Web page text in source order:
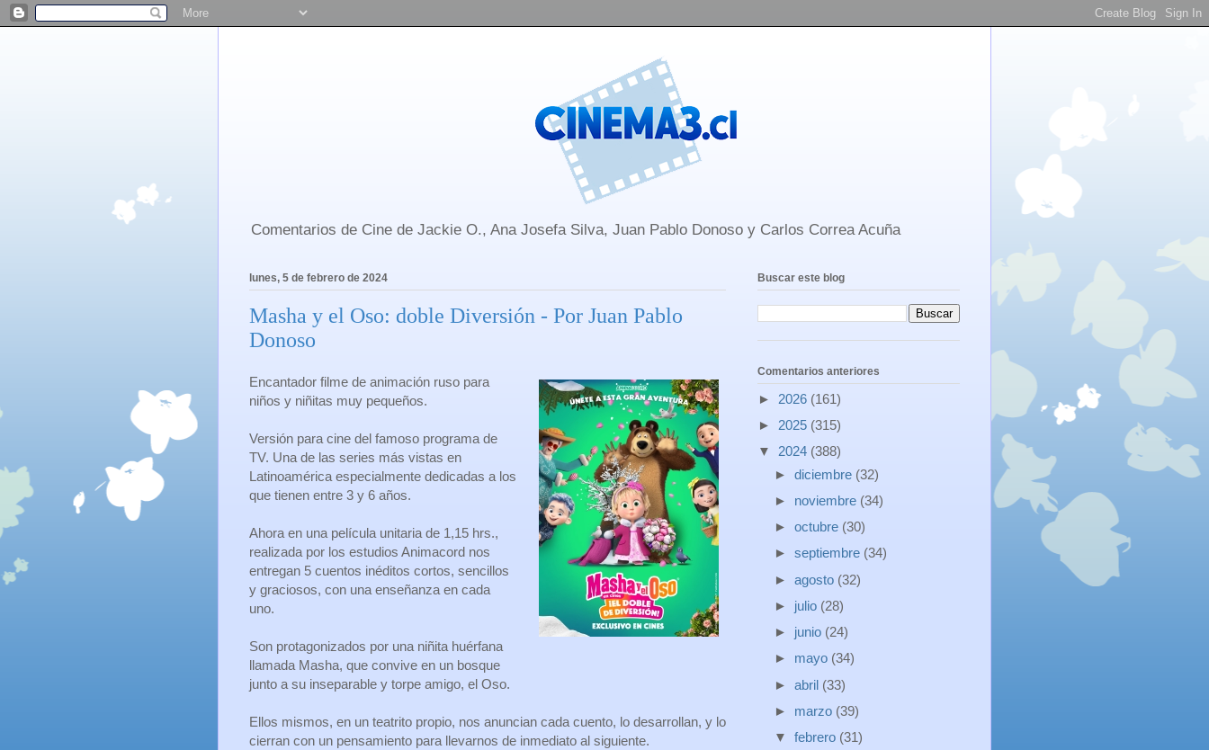
Comentarios de Cine de Jackie O., Ana Josefa Silva, Juan Pablo Donoso y Carlos Correa Acuña
lunes, 5 de febrero de 2024
Masha y el Oso: doble Diversión - Por Juan Pablo
Donoso
Encantador filme de animación ruso para
niños y niñitas muy pequeños.
Versión para cine del famoso programa de
TV. Una de las series más vistas en
Latinoamérica especialmente dedicadas a los
que tienen entre 3 y 6 años.
Ahora en una película unitaria de 1,15 hrs.,
realizada por los estudios Animacord nos
entregan 5 cuentos inéditos cortos, sencillos
y graciosos, con una enseñanza en cada
uno.
Son protagonizados por una niñita huérfana
llamada Masha, que convive en un bosque
junto a su inseparable y torpe amigo, el Oso.
Ellos mismos, en un teatrito propio, nos anuncian cada cuento, lo desarrollan, y lo
cierran con un pensamiento para llevarnos de inmediato al siguiente.
Buscar este blog
Comentarios anteriores
► 2026 (161)
► 2025 (315)
▼ 2024 (388)
► diciembre (32)
► noviembre (34)
► octubre (30)
► septiembre (34)
► agosto (32)
► julio (28)
► junio (24)
► mayo (34)
► abril (33)
► marzo (39)
▼ febrero (31)